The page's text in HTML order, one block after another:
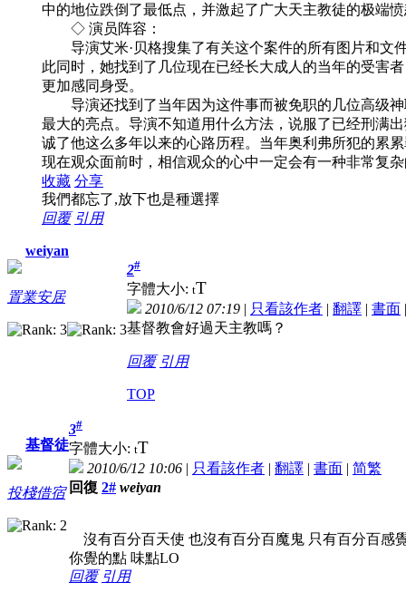
中的地位跌倒了最低点，并激起了广大天主教徒的极端
◇ 演员阵容：
导演艾米·贝格搜集了有关这个案件的所有图片和文
此同时，她找到了几位现在已经长大成人的当年的受害
更加感同身受。
导演还找到了当年因为这件事而被免职的几位高级神
最大的亮点。导演不知道用什么方法，说服了已经刑满
诚了他这么多年以来的心路历程。当年奥利弗所犯的累
现在观众面前时，相信观众的心中一定会有一种非常复
收藏 分享
我們都忘了,放下也是種選擇
回覆 引用
weiyan
置業安居
2#
字體大小: tT
2010/6/12 07:19 | 只看該作者 | 翻譯 | 書面
基督教會好過天主教嗎？
回覆 引用
TOP
基督徒
投棧借宿
3#
字體大小: tT
2010/6/12 10:06 | 只看該作者 | 翻譯 | 書面 | 简繁
回復 2# weiyan
沒有百分百天使 也沒有百分百魔鬼 只有百分百感
你覺的點 味點LO
回覆 引用